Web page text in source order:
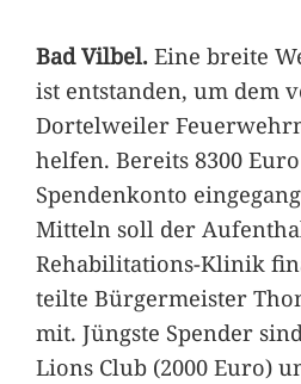
Bad Vilbel.Eine breite
ist entstanden, um dem
Dortelweiler
helfen. Bereits 8300
Spendenkonto
Mitteln soll der
Rehabilitations-Klinik
teilte Bürgermeister
mit. Jüngste Spender
Lions Club (2000 Euro)